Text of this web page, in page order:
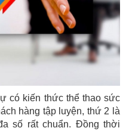
có kiến thức thể thao sức
hàng tập luyện, thứ 2 là
số rất chuẩn. Đồng thời